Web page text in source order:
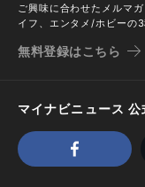
ご興味に合わせたメルマ
イフ、エンタメ/ホビーの3
無料登録はこちら
マイナビニュース 公